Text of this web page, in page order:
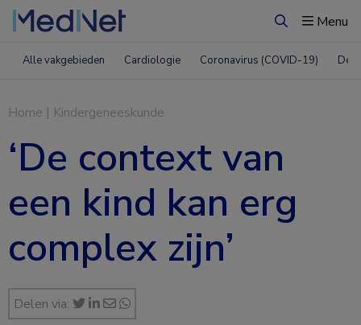
ZoekenMenu
Alle vakgebieden Cardiologie Coronavirus (COVID-19)
Home | Kindergeneeskunde
‘De context van
een kind kan erg
complex zijn’
Delen via: